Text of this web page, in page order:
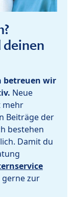
betreuen wir
Neue
mehr
Beiträge der
bestehen
Damit du
gerne zur